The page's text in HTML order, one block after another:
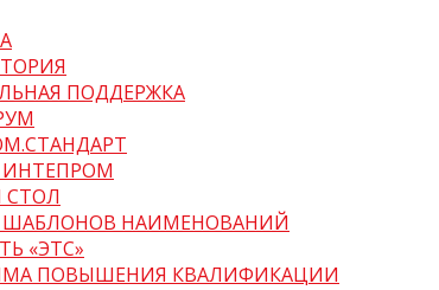
ПОДДЕРЖКА
ИНТЕПРОМ
СТОЛ
ШАБЛОНОВ НАИМЕНОВАНИЙ
«ЭТС»
ПОВЫШЕНИЯ КВАЛИФИКАЦИИ